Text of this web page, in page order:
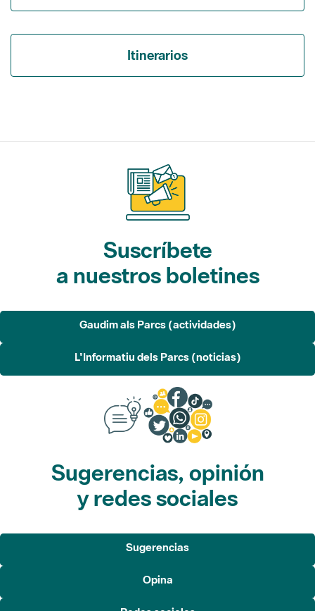
Suscríbete
a nuestros boletines
L'Informatiu dels Parcs (noticias)
Sugerencias, opinión
y redes sociales
Opina
Redes sociales